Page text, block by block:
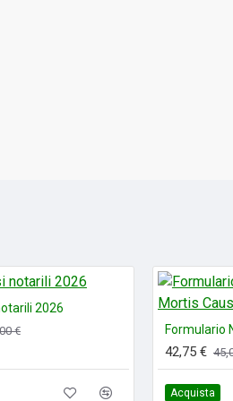
2026
€
42,75 €
Acquista